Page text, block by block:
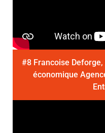
#8 Francoise
économique